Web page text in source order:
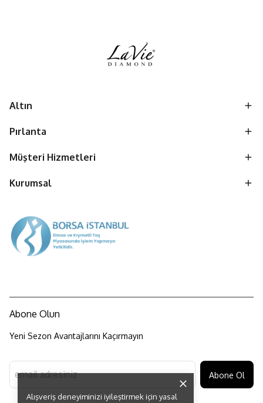
Alışveriş deneyiminizi iyileştirmek için yasal
Altın
Pırlanta
Müşteri Hizmetleri
Kurumsal
Abone Olun
Yeni Sezon Avantajlarını Kaçırmayın
Abone Ol